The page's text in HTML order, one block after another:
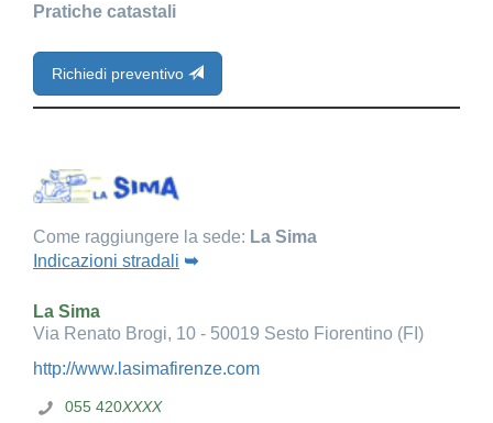
Pratiche catastali
Richiedi preventivo
Come raggiungere la sede: La Sima
Indicazioni stradali ➥
La Sima
Via Renato Brogi, 10 - 50019 Sesto Fiorentino (FI)
http://www.lasimafirenze.com
055 420XXXX